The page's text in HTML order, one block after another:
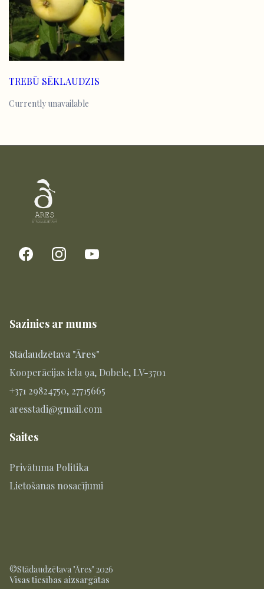
TREBŪ SĒKLAUDZIS
Currently unavailable
Sazinies ar mums
Stādaudzētava "Āres"
Kooperācijas iela 9a, Dobele, LV-3701
+371 29824750, 27715665
aresstadi@gmail.com
Saites
Privātuma Politika
Lietošanas nosacījumi
©Stādaudzētava "Āres" 2026
Visas tiesības aizsargātas